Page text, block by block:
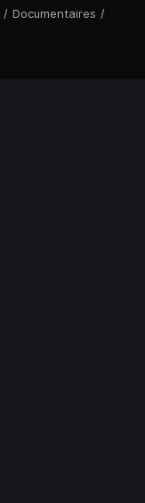
/ Documentaires /